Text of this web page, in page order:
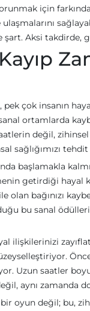
için
Aksi takdirde,
çok insanın
ortamlarda
değil,
sağlığımızı
başlamakla
getirdiği hayal
olan bağınızı
bu sanal
ilişkilerinizi
Uzun saatler
aynı zamanda
oyun değil; bu,